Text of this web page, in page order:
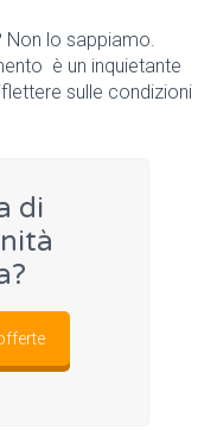
lo sappiamo.
è un inquietante
sulle condizioni
di